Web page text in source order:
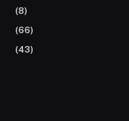
(8)
(66)
(43)